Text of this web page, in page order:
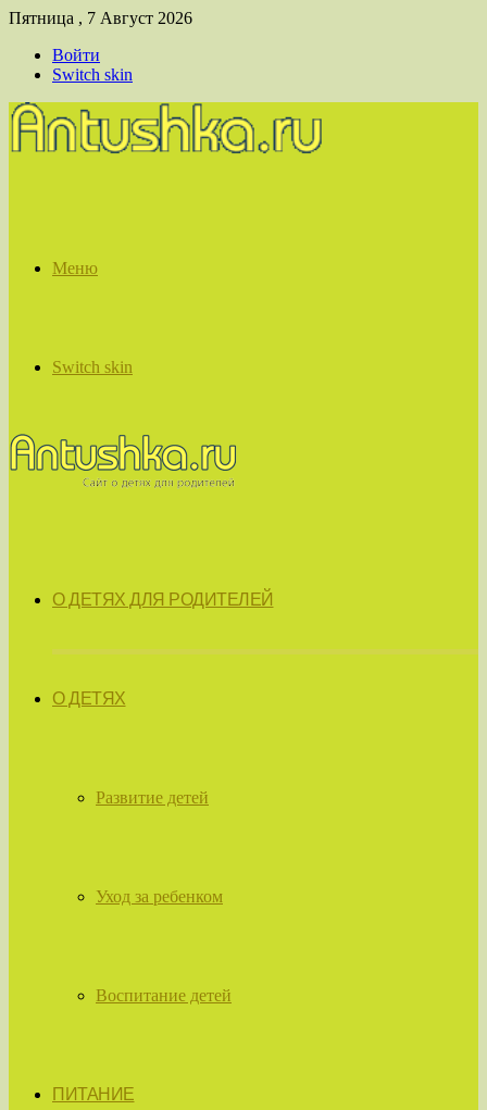
Пятница , 7 Август 2026
Войти
Switch skin
Меню
Switch skin
О ДЕТЯХ ДЛЯ РОДИТЕЛЕЙ
О ДЕТЯХ
Развитие детей
Уход за ребенком
Воспитание детей
ПИТАНИЕ